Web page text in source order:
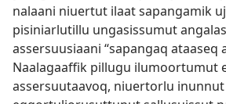
nalaani niuertut ilaat sapangamik
pisiniarlutillu ungasissumut
assersuusiaani “sapangaq ataaseq
Naalagaaffik pillugu ilumoortumut
assersuutaavoq, niuertorlu inunnut